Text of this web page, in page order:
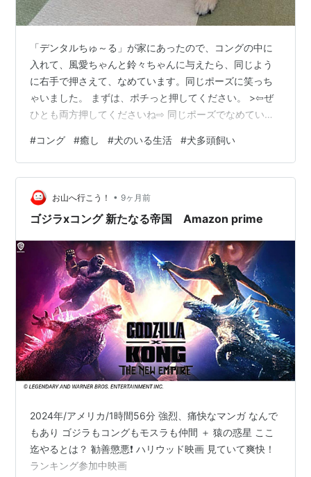
「デンタルちゅ～る」が家にあったので、コングの中に
入れて、風愛ちゃんと鈴々ちゃんに与えたら、同じよう
に右手で押さえて、なめています。同じポーズに笑っち
ゃいました。 まずは、ポチっと押してください。 >⇦ぜ
ひとも両方押してくださいね⇨ 同じポーズでなめていた
きて・・・。 「えっ、もう食べ終わったん?」と驚いてす
ずちゃんのコングを見るふあちゃん。 ふあ「私のは、ま
だあるもんねー」と、しっかり手で押さえています。 ま
あ、そんな日常の姿に癒される毎日です。 食べ終わって
ソファで休憩。 ふあは、ママの座布団を占領中。 最後ま
#コング #癒し #犬のいる生活 #犬多頭飼い
お山へ行こう！ • 9ヶ月前
ゴジラxコング 新たなる帝国 Amazon prime
2024年/アメリカ/1時間56分 強烈、痛快なマンガ なんで
もあり ゴジラもコングもモスラも仲間 ＋ 猿の惑星 ここ
迄やるとは？ 勧善懲悪❗️ ハリウッド映画 見ていて爽快！
ランキング参加中映画